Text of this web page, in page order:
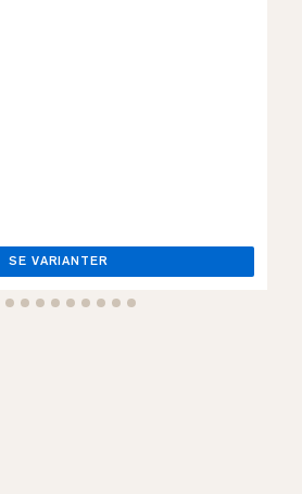
SE VARIANTER